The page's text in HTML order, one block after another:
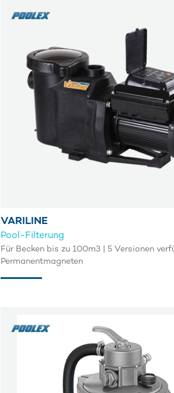
VARILINE
Pool-Filterung
Für Becken bis zu 100m3 | 5 Versionen
Permanentmagneten